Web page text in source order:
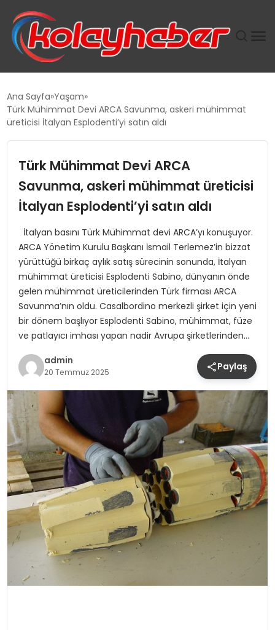
SUWEN’IN İSTIHDAM MODELI EKONOMIDE KADIN
TANYER YAPI ZEMIN MÜHENDISLIĞINDE HEDEF
BÜYÜTTÜ
TOROSLAR’DA PAZAR GERGİNLİĞİ!
Ana Sayfa Yaşam
Türk Mühimmat Devi ARCA Savunma, askeri mühimmat
üreticisi İtalyan Esplodenti’yi satın aldı
Türk Mühimmat Devi ARCA
Savunma, askeri mühimmat üreticisi
İtalyan Esplodenti’yi satın aldı
İtalyan basını Türk Mühimmat devi ARCA’yı konuşuyor.
ARCA Yönetim Kurulu Başkanı İsmail Terlemez’in bizzat
yürüttüğü birkaç aylık satış sürecinin sonunda, İtalyan
mühimmat üreticisi Esplodenti Sabino, dünyanın önde
gelen mühimmat üreticilerinden Türk firması ARCA
Savunma’nın oldu. Casalbordino merkezli şirket için yeni
bir dönem başlıyor Esplodenti Sabino, mühimmat, füze
ve patlayıcı imhası yapan nadir Avrupa şirketlerinden…
admin
20 Temmuz 2025 Paylaş